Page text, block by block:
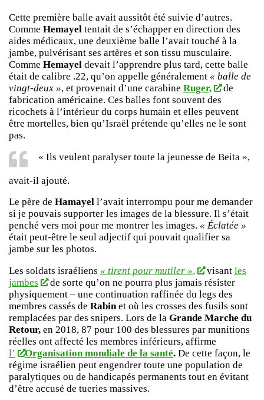
Cette première balle avait aussitôt été suivie d’autres.
Comme Hemayel tentait de s’échapper en direction des
aides médicaux, une deuxième balle l’avait touché à la
jambe, pulvérisant ses artères et son tissu musculaire.
Comme Hemayel devait l’apprendre plus tard, cette balle
était de calibre .22, qu’on appelle généralement « balle de
vingt-deux », et provenait d’une carabine Ruger,
de
fabrication américaine. Ces balles font souvent des
ricochets à l’intérieur du corps humain et elles peuvent
être mortelles, bien qu’Israël prétende qu’elles ne le sont
pas.
« Ils veulent paralyser toute la jeunesse de Beita »,
avait-il ajouté.
Le père de Hamayel l’avait interrompu pour me demander
si je pouvais supporter les images de la blessure. Il s’était
penché vers moi pour me montrer les images. « Éclatée »
était peut-être le seul adjectif qui pouvait qualifier sa
jambe sur les photos.
Les soldats israéliens « tirent pour mutiler », visant les
jambes
de sorte qu’on ne pourra plus jamais résister
physiquement – une continuation raffinée du legs des
membres cassés de Rabinet où les crosses des fusils sont
remplacées par des snipers. Lors de la Grande Marche du
Retour, en 2018, 87 pour 100 des blessures par munitions
réelles ont affecté les membres inférieurs, affirme
l’
Organisation mondiale de la santé.De cette façon, le
régime israélien peut engendrer toute une population de
paralytiques ou de handicapés permanents tout en évitant
d’être accusé de tueries massives.